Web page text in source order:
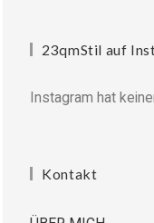
23qmStil auf
Instagram hat
Kontakt